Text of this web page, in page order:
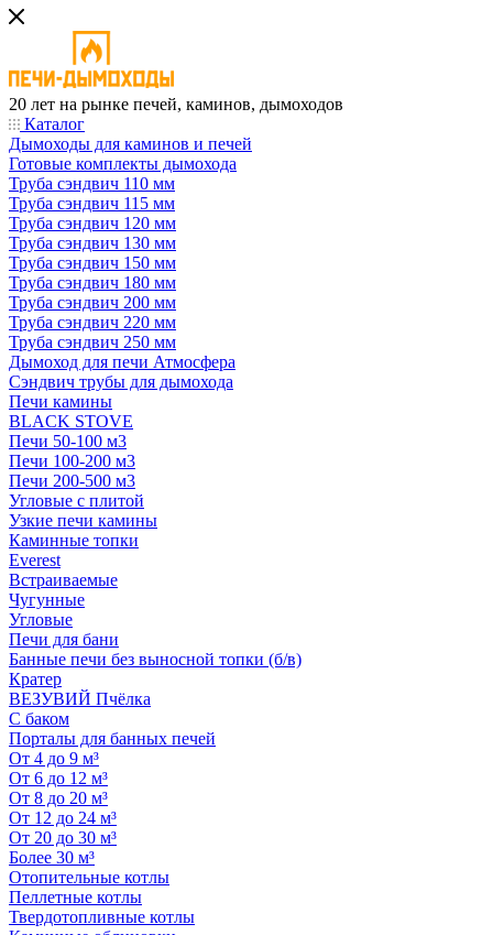
20 лет на рынке печей, каминов, дымоходов
Каталог
Дымоходы для каминов и печей
Готовые комплекты дымохода
Труба сэндвич 110 мм
Труба сэндвич 115 мм
Труба сэндвич 120 мм
Труба сэндвич 130 мм
Труба сэндвич 150 мм
Труба сэндвич 180 мм
Труба сэндвич 200 мм
Труба сэндвич 220 мм
Труба сэндвич 250 мм
Дымоход для печи Атмосфера
Сэндвич трубы для дымохода
Печи камины
BLACK STOVE
Печи 50-100 м3
Печи 100-200 м3
Печи 200-500 м3
Угловые с плитой
Узкие печи камины
Каминные топки
Everest
Встраиваемые
Чугунные
Угловые
Печи для бани
Банные печи без выносной топки (б/в)
Кратер
ВЕЗУВИЙ Пчёлка
С баком
Порталы для банных печей
От 4 до 9 м³
От 6 до 12 м³
От 8 до 20 м³
От 12 до 24 м³
От 20 до 30 м³
Более 30 м³
Отопительные котлы
Пеллетные котлы
Твердотопливные котлы